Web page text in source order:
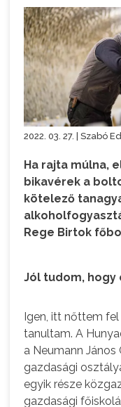
2022. 03. 27. | Szabó
Ha rajta múlna,
bikavérek a
kötelező
Rege Birtok
Jól tudom, hogy
Igen, itt nőttem
tanultam. A
a Neumann
gazdasági
egyik része
gazdasági